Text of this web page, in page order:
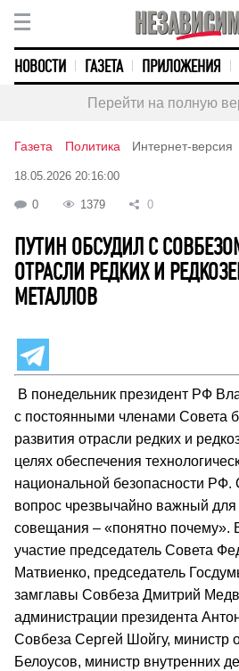
НОВОСТИ ГАЗЕТА ПРИЛОЖЕНИЯ
Перейти на полную
Газета Политика Интернет-версия
18.05.2026 20:16:00
0 1379 0
ПУТИН ОБСУДИЛ С
ОТРАСЛИ РЕДКИХ И
МЕТАЛЛОВ
В понедельник президент РФ
с постоянными членами Совета
развития отрасли редких и
целях обеспечения
национальной безопасности РФ.
вопрос чрезвычайно важный для
совещания – «понятно почему».
участие председатель Совета
Матвиенко, председатель
замглавы Совбеза Дмитрий
администрации президента
Совбеза Сергей Шойгу, министр
Белоусов, министр внутренних